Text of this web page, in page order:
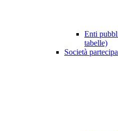
Enti
tabelle)
Società